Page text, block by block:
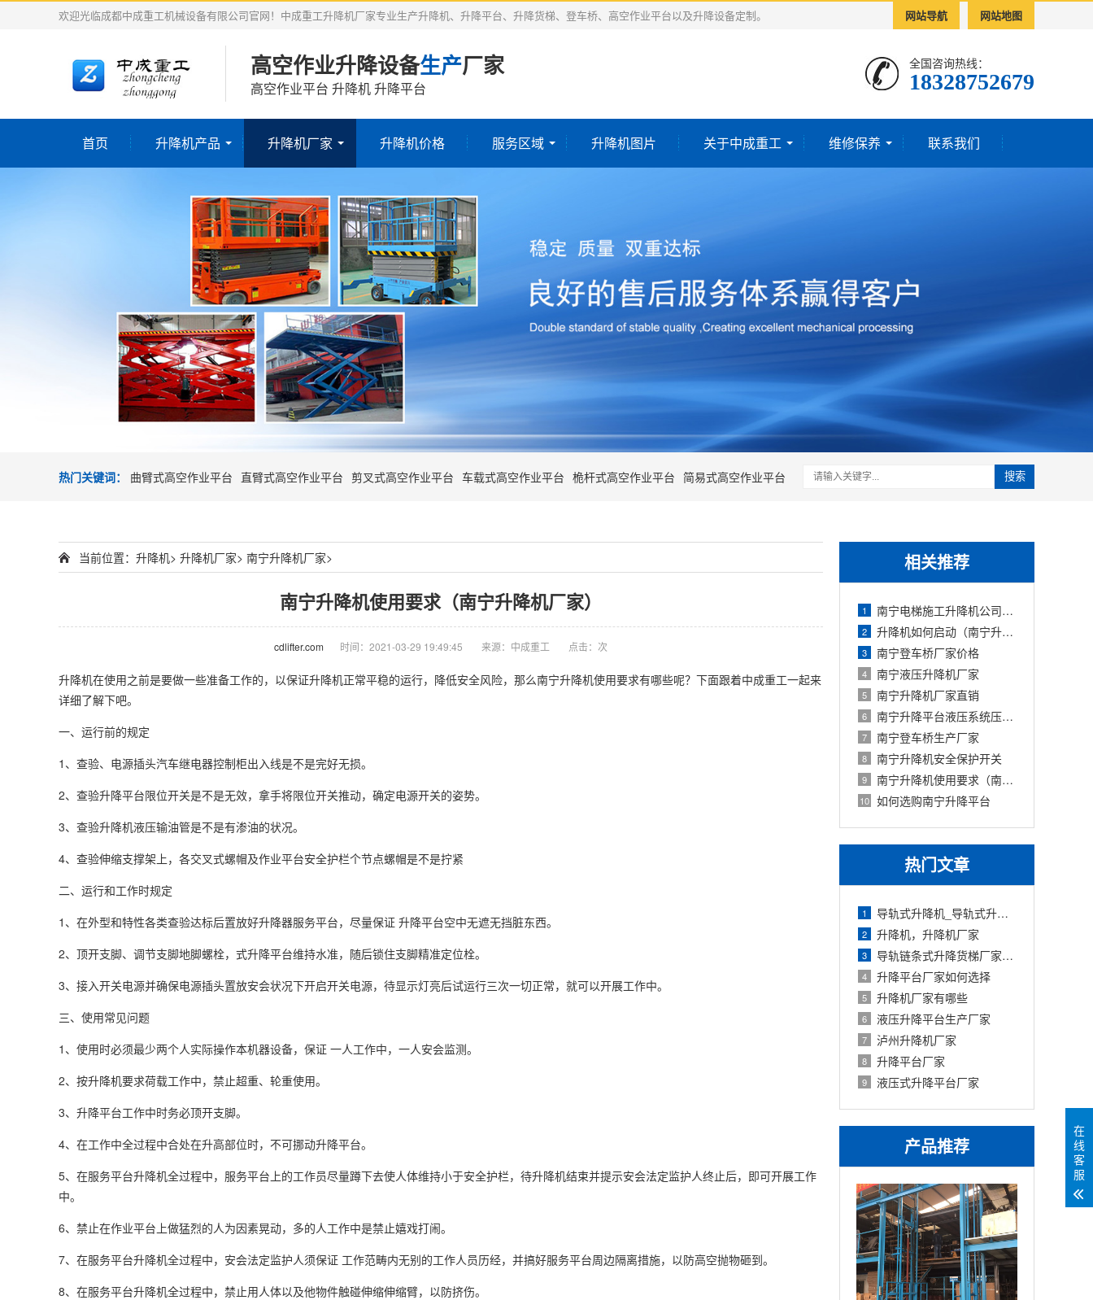
网站导航 网站地图
欢迎光临成都中成重工机械设备有限公司官网！中成重工升降机厂家专业生产升降机、升降平台、升降货梯、登车桥、高空作业平台以及升降设备定制。
高空作业升降设备生产厂家
高空作业平台 升降机 升降平台
全国咨询热线：
18328752679‬
首页 升降机产品 升降机厂家 升降机价格 服务区域 升降机图片 关于中成重工 维修保养 联系我们
热门关键词： 曲臂式高空作业平台 直臂式高空作业平台 剪叉式高空作业平台 车载式高空作业平台 桅杆式高空作业平台 简易式高空作业平台 搜索
相关推荐
1 南宁电梯施工升降机公司哪家好呢？
2 升降机如何启动（南宁升降机厂家）
3 南宁登车桥厂家价格
4 南宁液压升降机厂家
5 南宁升降机厂家直销
6 南宁升降平台液压系统压力不足的原因
7 南宁登车桥生产厂家
8 南宁升降机安全保护开关
9 南宁升降机使用要求（南宁升降机厂家）
10 如何选购南宁升降平台
热门文章
1 导轨式升降机_导轨式升降平台厂家
2 升降机，升降机厂家
3 导轨链条式升降货梯厂家定制
4 升降平台厂家如何选择
5 升降机厂家有哪些
6 液压升降平台生产厂家
7 泸州升降机厂家
8 升降平台厂家
9 液压式升降平台厂家
产品推荐
当前位置： 升降机> 升降机厂家> 南宁升降机厂家>
南宁升降机使用要求（南宁升降机厂家）
cdlifter.com 时间：2021-03-29 19:49:45 来源：中成重工 点击： 次
升降机在使用之前是要做一些准备工作的，以保证升降机正常平稳的运行，降低安全风险，那么南宁升降机使用要求有哪些呢？下面跟着中成重工一起来
详细了解下吧。
一、运行前的规定
1、查验、电源插头汽车继电器控制柜出入线是不是完好无损。
2、查验升降平台限位开关是不是无效，拿手将限位开关推动，确定电源开关的姿势。
3、查验升降机液压输油管是不是有渗油的状况。
4、查验伸缩支撑架上，各交叉式螺帽及作业平台安全护栏个节点螺帽是不是拧紧
二、运行和工作时规定
1、在外型和特性各类查验达标后置放好升降器服务平台，尽量保证 升降平台空中无遮无挡脏东西。
2、顶开支脚、调节支脚地脚螺栓，式升降平台维持水准，随后锁住支脚精准定位栓。
3、接入开关电源并确保电源插头置放安会状况下开启开关电源，待显示灯亮后试运行三次一切正常，就可以开展工作中。
三、使用常见问题
1、使用时必须最少两个人实际操作本机器设备，保证 一人工作中，一人安会监测。
2、按升降机要求荷载工作中，禁止超重、轮重使用。
3、升降平台工作中时务必顶开支脚。
4、在工作中全过程中合处在升高部位时，不可挪动升降平台。
5、在服务平台升降机全过程中，服务平台上的工作员尽量蹲下去使人体维持小于安全护栏，待升降机结束并提示安会法定监护人终止后，即可开展工作
中。
6、禁止在作业平台上做猛烈的人为因素晃动，多的人工作中是禁止嬉戏打闹。
7、在服务平台升降机全过程中，安会法定监护人须保证 工作范畴内无别的工作人员历经，并搞好服务平台周边隔离措施，以防高空抛物砸到。
8、在服务平台升降机全过程中，禁止用人体以及他物件触碰伸缩伸缩臂，以防挤伤。
在
线
客
服